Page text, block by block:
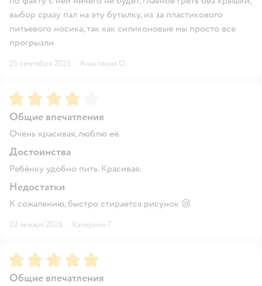
выбор сразу пал на эту бутылку, из за пластикового
питьевого носика, так как силиконовые мы просто все
прогрызли
25 сентября 2025 · Анастасия О.
Рейтинг:4
Общие впечатления
Очень красивая, люблю её.
Достоинства
Ребёнку удобно пить. Красивая.
Недостатки
К сожалению, быстро стирается рисунок 😢
02 января 2026 · Катерина Г.
Рейтинг:5
Общие впечатления